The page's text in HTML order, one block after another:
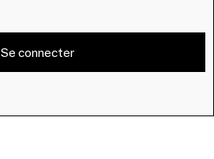
Se connecter